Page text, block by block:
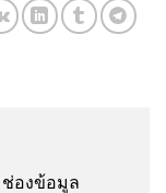
ช่องข้อมูล